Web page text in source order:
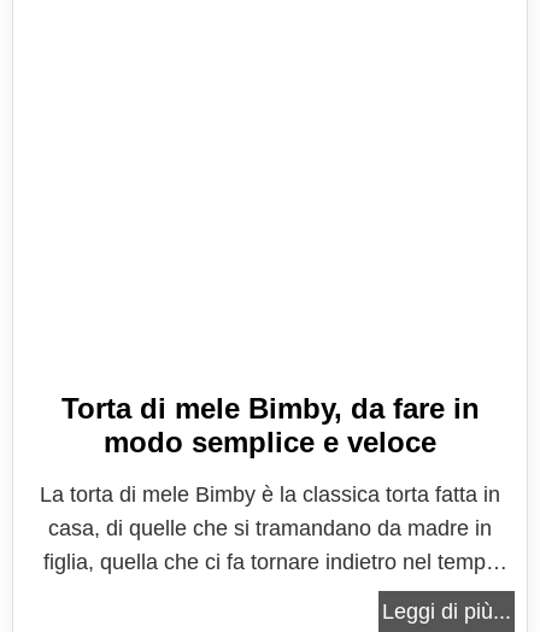
Torta di mele Bimby, da fare in
modo semplice e veloce
La torta di mele Bimby è la classica torta fatta in
casa, di quelle che si tramandano da madre in
figlia, quella che ci fa tornare indietro nel tempo
ogni volta che ci accingiamo a prepararla. E'
Leggi di più...